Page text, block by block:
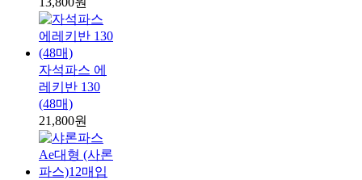
자석파스 에
레키반 130
(48매)
21,800원